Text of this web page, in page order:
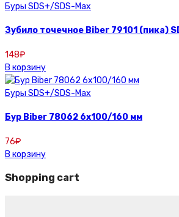
Буры SDS+/SDS-Max
Зубило точечное Biber 79101 (пика)
148₽
В корзину
Буры SDS+/SDS-Max
Бур Biber 78062 6х100/160 мм
76₽
В корзину
Shopping cart